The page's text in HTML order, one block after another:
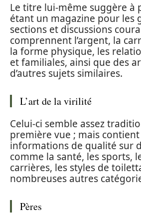
Le titre lui-même suggère à
étant un magazine pour les
sections et discussions
comprennent l’argent, la
la forme physique, les
et familiales, ainsi que des
d’autres sujets similaires.
L’art de la virilité
Celui-ci semble assez
première vue ; mais
informations de qualité sur
comme la santé, les sports,
carrières, les styles de
nombreuses autres
Pères